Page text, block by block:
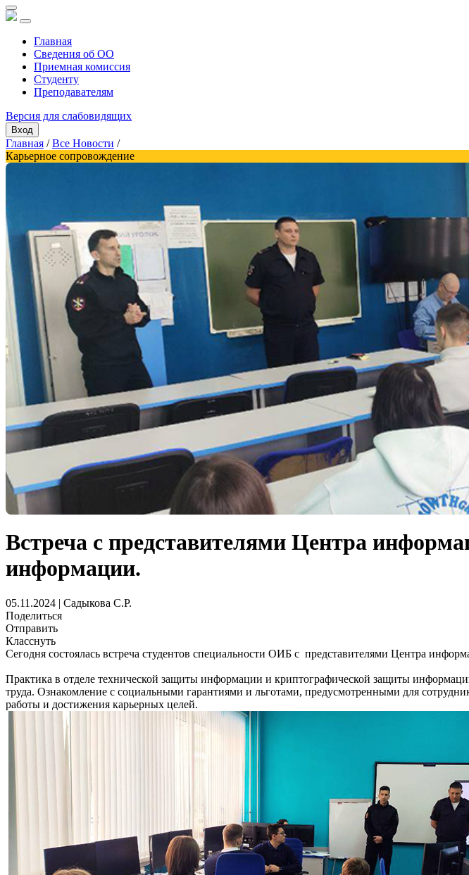
Главная
Сведения об ОО
Приемная комиссия
Студенту
Преподавателям
Версия для слабовидящих
Вход
Главная /Все Новости /
Карьерное сопровождение
Встреча с представителями Центра
информации.
05.11.2024 | Садыкова С.Р.
Поделиться
Отправить
Класснуть
Сегодня состоялась встреча студентов специальности ОИБ с представителями Центра
Практика в отделе технической защиты информации и криптографической защиты
труда. Ознакомление с социальными гарантиями и льготами, предусмотренными для
работы и достижения карьерных целей.